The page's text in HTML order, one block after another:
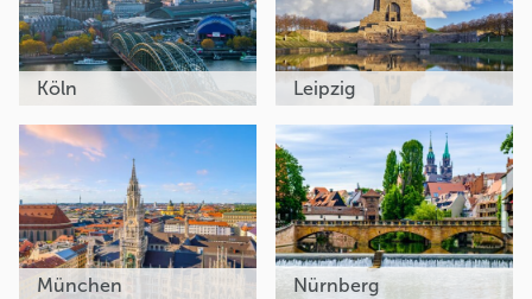
Köln Leipzig
München Nürnberg